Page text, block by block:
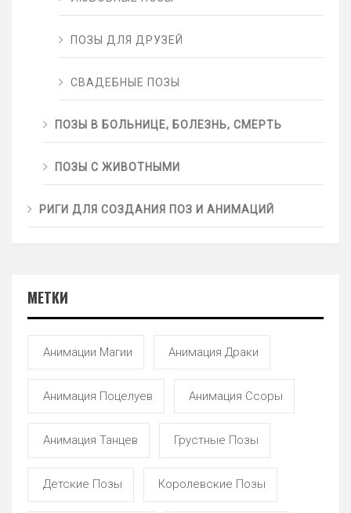
ПОЗЫ ДЛЯ ДРУЗЕЙ
СВАДЕБНЫЕ ПОЗЫ
ПОЗЫ В БОЛЬНИЦЕ, БОЛЕЗНЬ, СМЕРТЬ
ПОЗЫ С ЖИВОТНЫМИ
РИГИ ДЛЯ СОЗДАНИЯ ПОЗ И АНИМАЦИЙ
МЕТКИ
Анимации Магии Анимация Драки
Анимация Поцелуев Анимация Ссоры
Анимация Танцев Грустные Позы
Детские Позы Королевские Позы